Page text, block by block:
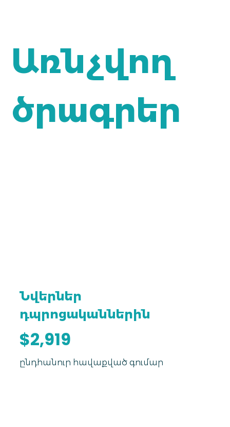
Առնչվող
ծրագրեր
ընդհանուր հավաքված գումար
Նվերներ
դպրոցականներին
$2,919